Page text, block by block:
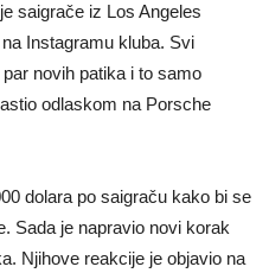
saigrače iz Los Angeles
Instagramu kluba. Svi
novih patika i to samo
odlaskom na Porsche
dolara po saigraču kako bi se
Sada je napravio novi korak
Njihove reakcije je objavio na